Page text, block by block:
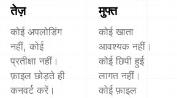
तेज़
कोई अपलोडिंग
नहीं, कोई
प्रतीक्षा नहीं।
फ़ाइल छोड़ते ही
कनवर्ट करें।
मुफ्त
कोई खाता
आवश्यक नहीं।
कोई छिपी हुई
लागत नहीं।
कोई फ़ाइल